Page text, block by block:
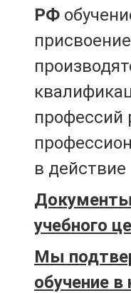
РФ
профессий
в действие
Документы
учебного
Мы
обучение